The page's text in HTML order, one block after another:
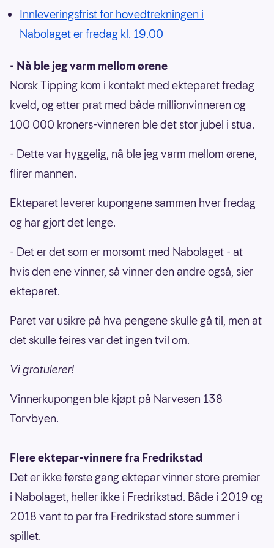
Innleveringsfrist for hovedtrekningen i
Nabolaget er fredag kl. 19.00
- Nå ble jeg varm mellom ørene
Norsk Tipping kom i kontakt med ekteparet fredag
kveld, og etter prat med både millionvinneren og
100 000 kroners-vinneren ble det stor jubel i stua.
- Dette var hyggelig, nå ble jeg varm mellom ørene,
flirer mannen.
Ekteparet leverer kupongene sammen hver fredag
og har gjort det lenge.
- Det er det som er morsomt med Nabolaget - at
hvis den ene vinner, så vinner den andre også, sier
ekteparet.
Paret var usikre på hva pengene skulle gå til, men at
det skulle feires var det ingen tvil om.
Vi gratulerer!
Vinnerkupongen ble kjøpt på Narvesen 138
Torvbyen.
Flere ektepar-vinnere fra Fredrikstad
Det er ikke første gang ektepar vinner store premier
i Nabolaget, heller ikke i Fredrikstad. Både i 2019 og
2018 vant to par fra Fredrikstad store summer i
spillet.